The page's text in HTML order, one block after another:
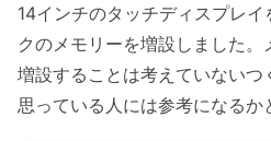
14インチのタッチディスプレ
クのメモリーを増設しました
増設することは考えていないつ
思っている人には参考になるか